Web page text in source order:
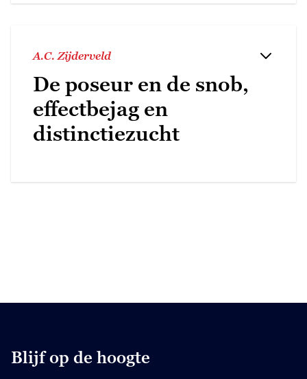
A.C. Zijderveld
De poseur en de snob,
effectbejag en
distinctiezucht
Blijf op de hoogte